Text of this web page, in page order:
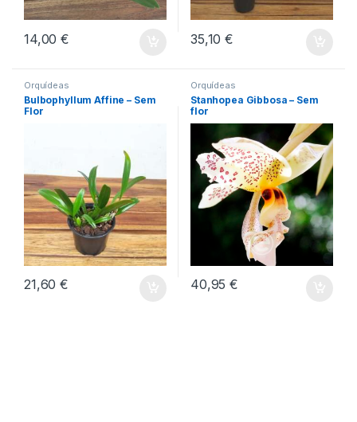
14,00€ 35,10€
Orquídeas
Bulbophyllum Affine – Sem
Flor
21,60€
Orquídeas
Stanhopea Gibbosa – Sem
flor
40,95€